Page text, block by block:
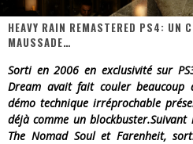
HEAVY RAIN REMASTERED PS4: UN
MAUSSADE…
Sorti en 2006 en exclusivité sur
Dream avait fait couler beaucoup
démo technique irréprochable
déjà comme un blockbuster.Suivant
The Nomad Soul et Farenheit,